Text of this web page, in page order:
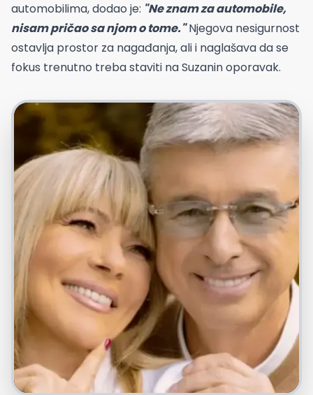
automobilima, dodao je: "Ne znam za automobile,
nisam pričao sa njom o tome."Njegova nesigurnost
ostavlja prostor za nagađanja, ali i naglašava da se
fokus trenutno treba staviti na Suzanin oporavak.
Youtube/Nenty News